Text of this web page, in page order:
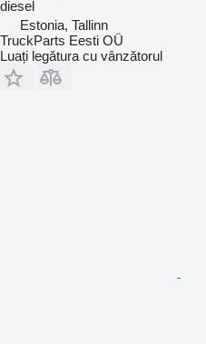
diesel
Estonia, Tallinn
TruckParts Eesti OÜ
Luați legătura cu vânzătorul